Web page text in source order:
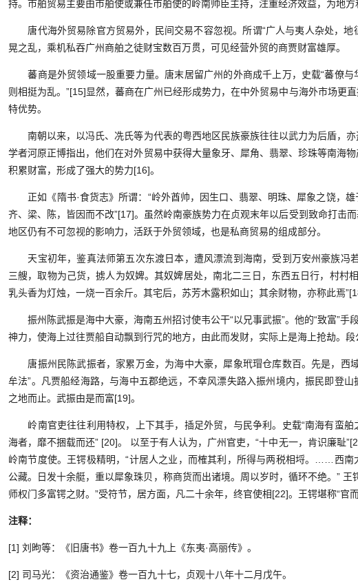
持。市舶贸易主要由市舶使或兼任市舶使的岭南帅臣主持，注重经济效益，为地方
唐代海外贸易除官方贸易外，民间交易不容忽视。所谓“广人与夷人杂处，地
晃之乱，乘机私吞广州商舶之徒财宝数百万贯，可见经营外贸的商贾财富雄厚。
蕃商是外贸领域一股重要力量。唐末居留广州的外商成千上万，史载“蕃僚与
则相挺为乱。”[15]显然，蕃商在广州已经形成势力，在中外贸易中与海外市场更
特优势。
南朝以来，以冯氏、冼氏等为代表的粤西地区民族豪族往往以武力为后盾，亦
学者河原正博指出，他们在对外贸易中获得大量象牙、犀角、翡翠、珍珠等南海
积累财富，形成了强大的势力[16]。
正如《隋书·食货志》所谓：“岭外酋帅，因生口、翡翠、明珠、犀象之饶，雄
齐、梁、陈，皆因而不改”[17]。虽然岭南豪族势力在贞观末年以后受到致命打击
地区仍有不可忽视的影响力，活跃于外贸领域，也是私商贸易的组成部分。
天宝初年，鉴真法师第五次东渡日本，遭风漂流到海南，受到万安州豪族冯
三艘，取物为己货，掳人为奴婢。其奴婢居处，南北二三日，东西五日行，村村
乳头香为灯烛，一烧一百余斤。其宅后，苏芳木露积如山；其余财物，亦称此焉
振州陈武振是海中大豪，海南五州招讨使韦公干“以兄事武振”。他的“致富”
神力，使海上过往贾船自动飘到行咒的地方，由此而发财，实际上是海上抢劫。段
唐振州民陈武振者，家累万金，为海中大豪，犀象玳瑁仓库数百。先是，西
牟法”。凡贾船经海路，与海中五郡绝远，不幸风漂失路入振州境内，振民即登
之地而止。武振由是而富[19]。
岭南官吏往往利用特权，上下其手，插足外贸，与民争利。史载“南海有蛮舶
海者，靡不捆载而还” [20]。 以至于有人认为，广州官吏，“十中无一，肯识廉耻
岭南节度使。王锷极精明，“计居人之业，而榷其利，所得与两税相埒。……西
公藏。日发十余艇，重以犀象珠贝，称商货而出诸境。周以岁时，循环不绝。”
师权门多富锷之财。”受符节，居方面，凡二十余年，终官使相[22]。王锷堪称“官而
注释：
[1] 刘昫等：《旧唐书》卷一百九十九上《东夷·高丽传》。
[2] 司马光：《资治通鉴》卷一百九十七，贞观十八年十二月戊午。